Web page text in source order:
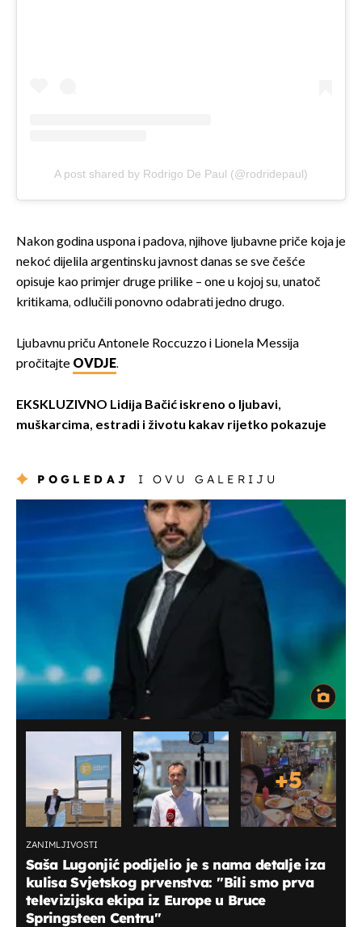
A post shared by Rodrigo De Paul (@rodridepaul)
Nakon godina uspona i padova, njihove ljubavne priče koja je
nekoć dijelila argentinsku javnost danas se sve češće
opisuje kao primjer druge prilike – one u kojoj su, unatoč
kritikama, odlučili ponovno odabrati jedno drugo.
Ljubavnu priču Antonele Roccuzzo i Lionela Messija
pročitajte OVDJE.
EKSKLUZIVNO Lidija Bačić iskreno o ljubavi,
muškarcima, estradi i životu kakav rijetko pokazuje
POGLEDAJ I OVU GALERIJU
+5
ZANIMLJIVOSTI
Saša Lugonjić podijelio je s nama detalje iza
kulisa Svjetskog prvenstva: ''Bili smo prva
televizijska ekipa iz Europe u Bruce
Springsteen Centru"